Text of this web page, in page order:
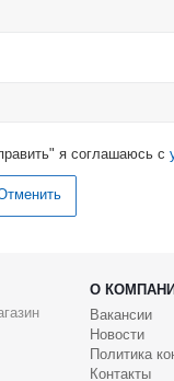
я соглашаюсь с
О
Вакансии
Новости
Политика
Контакты